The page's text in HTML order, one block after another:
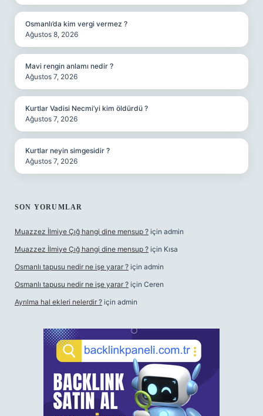
Osmanlı’da kim vergi vermez ?
Ağustos 8, 2026
Mavi rengin anlamı nedir ?
Ağustos 7, 2026
Kurtlar Vadisi Necmi’yi kim öldürdü ?
Ağustos 7, 2026
Kurtlar neyin simgesidir ?
Ağustos 7, 2026
SON YORUMLAR
Muazzez İlmiye Çığ hangi dine mensup ? için admin
Muazzez İlmiye Çığ hangi dine mensup ? için Kısa
Osmanlı tapusu nedir ne işe yarar ? için admin
Osmanlı tapusu nedir ne işe yarar ? için Ceren
Ayrılma hal ekleri nelerdir ? için admin